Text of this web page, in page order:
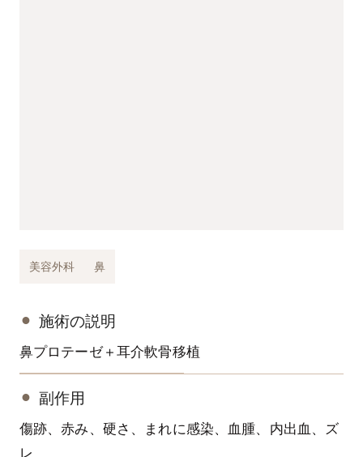
美容外科 鼻
施術の説明
鼻プロテーゼ＋耳介軟骨移植
副作用
傷跡、赤み、硬さ、まれに感染、血腫、内出血、ズ
レ